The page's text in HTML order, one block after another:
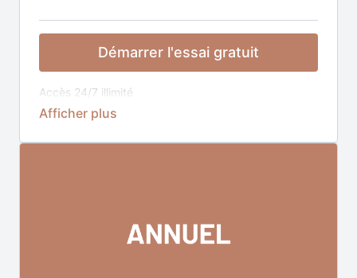
Démarrer l'essai gratuit
Accès 24/7 illimité
1 live par semaine
Nouveaux cours chaque semaine